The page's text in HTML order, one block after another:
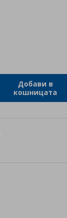
Добави в
кошницата